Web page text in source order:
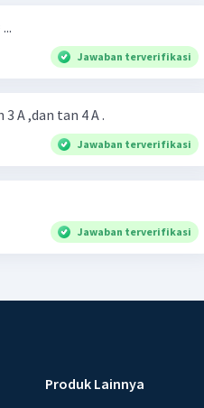
Jawaban terverifikasi
A ,dan tan 4 A .
Jawaban terverifikasi
Jawaban terverifikasi
Produk Lainnya